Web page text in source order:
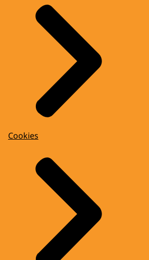
Cookies